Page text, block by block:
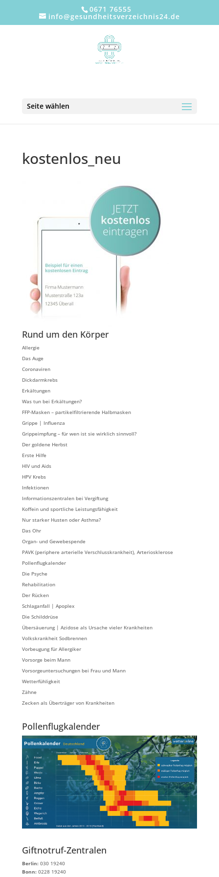
0671 76555
info@gesundheitsverzeichnis24.de
Seite wählen
kostenlos_neu
Rund um den Körper
Allergie
Das Auge
Coronaviren
Dickdarmkrebs
Erkältungen
Was tun bei Erkältungen?
FFP-Masken – partikelfiltrierende Halbmasken
Grippe | Influenza
Grippeimpfung – für wen ist sie wirklich sinnvoll?
Der goldene Herbst
Erste Hilfe
HIV und Aids
HPV Krebs
Infektionen
Informationszentralen bei Vergiftung
Koffein und sportliche Leistungsfähigkeit
Nur starker Husten oder Asthma?
Das Ohr
Organ- und Gewebespende
PAVK (periphere arterielle Verschlusskrankheit), Arteriosklerose
Pollenflugkalender
Die Psyche
Rehabilitation
Der Rücken
Schlaganfall | Apoplex
Die Schilddrüse
Übersäuerung | Azidose als Ursache vieler Krankheiten
Volkskrankheit Sodbrennen
Vorbeugung für Allergiker
Vorsorge beim Mann
Vorsorgeuntersuchungen bei Frau und Mann
Wetterfühligkeit
Zähne
Zecken als Überträger von Krankheiten
Pollenflugkalender
Giftnotruf-Zentralen
Berlin:030 19240
Bonn:0228 19240